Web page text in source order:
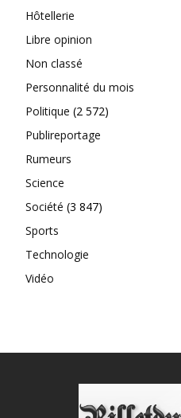
Hôtellerie
Libre opinion
Non classé
Personnalité du mois
Politique (2 572)
Publireportage
Rumeurs
Science
Société (3 847)
Sports
Technologie
Vidéo